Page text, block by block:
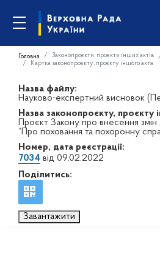
Головна Законопроєкти, проєкти інших актів
Картка законопроєкту, проєкту іншого акта
Назва файлу:
Науково-експертний висновок
Назва законопроєкту, проєкту
Проєкт Закону про внесення
“Про поховання та похоронну
Номер, дата реєстрації:
7034 від 09.02.2022
Поділитись:
Завантажити